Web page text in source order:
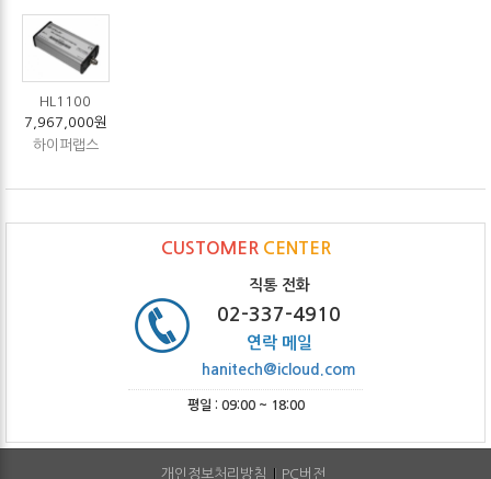
HL1100
7,967,000원
하이퍼랩스
CUSTOMER CENTER
직통 전화
02-337-4910
연락 메일
hanitech@icloud.com
평일 : 09:00 ~ 18:00
개인정보처리방침 PC버전